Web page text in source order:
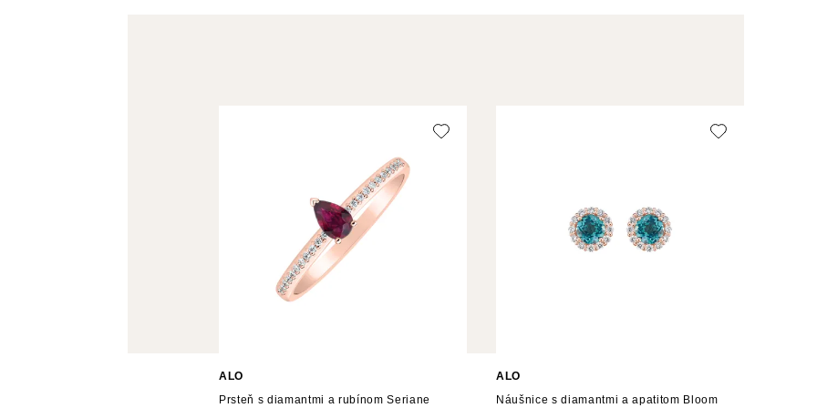
ALO
Prsteň s diamantmi a rubínom Seriane
ALO
Náušnice s diamantmi a apatitom Bloom